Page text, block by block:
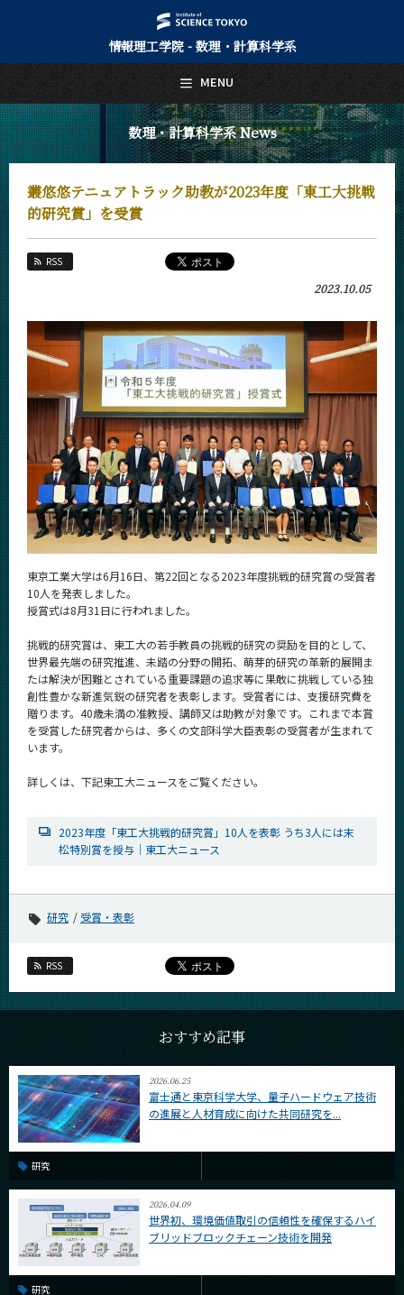
情報理工学院 - 数理・計算科学系
数理・計算科学系 News
叢悠悠テニュアトラック助教が2023年度「東工大挑戦
的研究賞」を受賞
RSS
2023.10.05
東京工業大学は6月16日、第22回となる2023年度挑戦的研究賞の受賞者
10人を発表しました。
授賞式は8月31日に行われました。
挑戦的研究賞は、東工大の若手教員の挑戦的研究の奨励を目的として、
世界最先端の研究推進、未踏の分野の開拓、萌芽的研究の革新的展開ま
たは解決が困難とされている重要課題の追求等に果敢に挑戦している独
創性豊かな新進気鋭の研究者を表彰します。受賞者には、支援研究費を
贈ります。40歳未満の准教授、講師又は助教が対象です。これまで本賞
を受賞した研究者からは、多くの文部科学大臣表彰の受賞者が生まれて
います。
詳しくは、下記東工大ニュースをご覧ください。
2023年度「東工大挑戦的研究賞」10人を表彰 うち3人には末
松特別賞を授与｜東工大ニュース
研究 受賞・表彰
RSS
おすすめ記事
2026.06.25
富士通と東京科学大学、量子ハードウェア技術
の進展と人材育成に向けた共同研究を...
研究
2026.04.09
世界初、環境価値取引の信頼性を確保するハイ
ブリッドブロックチェーン技術を開発
研究
MENU
日本語 English
トップページ
Top Page
数理・計算科学系について
About Us
教育
Education
教員・研究室
Faculty and Laboratories
入学案内
Admissions
数理・計算科学系 News
News
News 一覧
カテゴリ別
課程別
イベントカレンダー
Event Calendar
サイト構成
系詳細情報
CLOSE